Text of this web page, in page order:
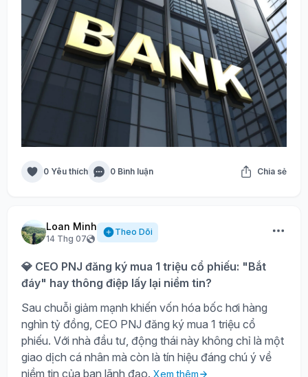
0 Yêu thích 0 Bình luận Chia sẻ
Loan Minh
14 Thg 07
Theo Dõi
💎 CEO PNJ đăng ký mua 1 triệu cổ phiếu: "Bắt
đáy" hay thông điệp lấy lại niềm tin?
Sau chuỗi giảm mạnh khiến vốn hóa bốc hơi hàng
nghìn tỷ đồng, CEO PNJ đăng ký mua 1 triệu cổ
phiếu. Với nhà đầu tư, động thái này không chỉ là một
giao dịch cá nhân mà còn là tín hiệu đáng chú ý về
niềm tin của ban lãnh đạo. Xem thêm